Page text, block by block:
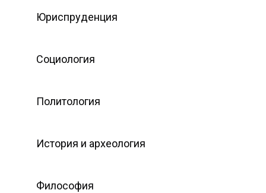
Юриспруденция
Социология
Политология
История и археология
Философия